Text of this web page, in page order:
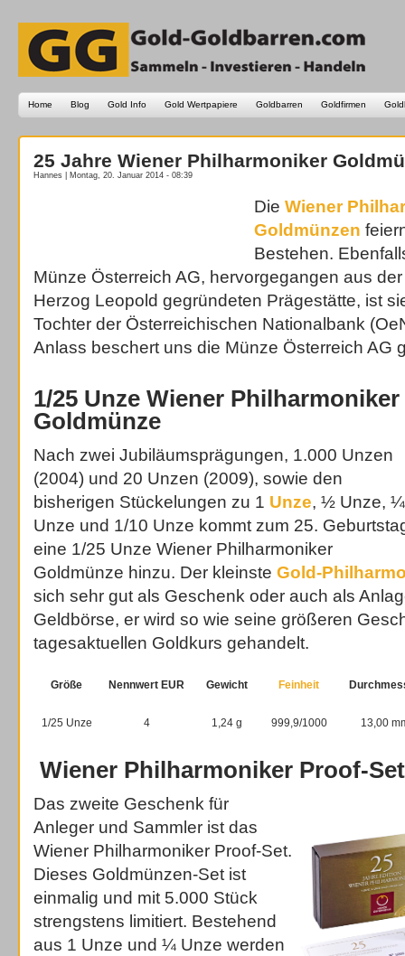
Home Blog Gold Info Gold Wertpapiere Goldbarren Goldfirmen
25 Jahre Wiener Philharmoniker
Hannes | Montag, 20. Januar 2014 - 08:39
Die Wiener
Goldmünzen
Bestehen.
Münze Österreich AG, hervorgegangen aus
Herzog Leopold gegründeten Prägestätte, ist
Tochter der Österreichischen Nationalbank
Anlass beschert uns die Münze Österreich AG
1/25 Unze Wiener Philharmoniker
Goldmünze
Nach zwei Jubiläumsprägungen, 1.000 Unzen
(2004) und 20 Unzen (2009), sowie den
bisherigen Stückelungen zu 1 Unze, ½ Unze, ¼
Unze und 1/10 Unze kommt zum 25.
eine 1/25 Unze Wiener Philharmoniker
Goldmünze hinzu. Der kleinste Gold-
sich sehr gut als Geschenk oder auch als
Geldbörse, er wird so wie seine größeren
tagesaktuellen Goldkurs gehandelt.
Größe Nennwert EUR Gewicht Feinheit
1/25 Unze 4 1,24 g 999,9/1000 13,00
Wiener Philharmoniker Proof-Set
Das zweite Geschenk für
Anleger und Sammler ist das
Wiener Philharmoniker Proof-Set.
Dieses Goldmünzen-Set ist
einmalig und mit 5.000 Stück
strengstens limitiert. Bestehend
aus 1 Unze und ¼ Unze werden